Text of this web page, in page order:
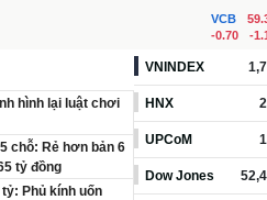
VCB
-0.70
-
hình lại luật chơi
chỗ: Rẻ hơn bản 6
tỷ đồng
Phủ kính uốn
VNINDEX
HNX
UPCoM
Dow Jones